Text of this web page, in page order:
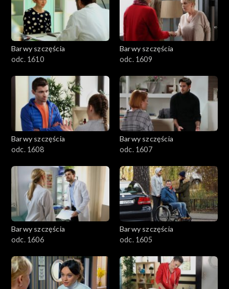
Barwy szczęścia
odc. 1610
Barwy szczęścia
odc. 1609
Barwy szczęścia
odc. 1608
Barwy szczęścia
odc. 1607
Barwy szczęścia
odc. 1606
Barwy szczęścia
odc. 1605